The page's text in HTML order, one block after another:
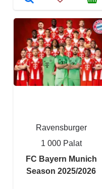
Ravensburger
1 000 Palat
FC Bayern Munich
Season 2025/2026